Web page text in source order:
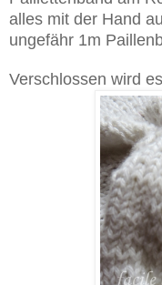
alles mit der Hand
ungefähr 1m
Verschlossen wird